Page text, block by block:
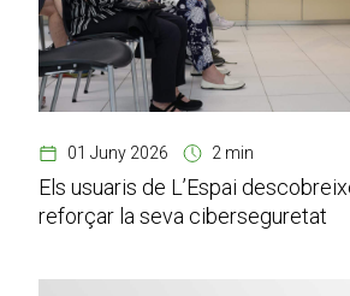
01 Juny 2026 2 min
Els usuaris de L’Espai
reforçar la seva ciberseguretat